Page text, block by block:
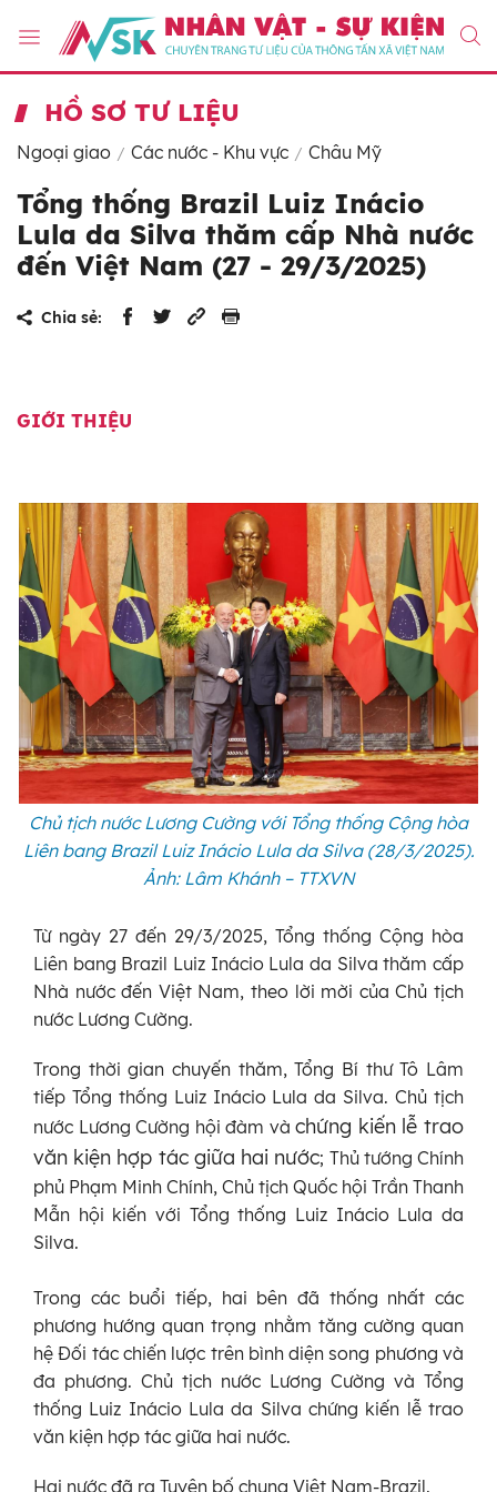
HỒ SƠ TƯ LIỆU
Ngoại giao Các nước - Khu vực Châu Mỹ
Tổng thống Brazil Luiz Inácio
Lula da Silva thăm cấp Nhà nước
đến Việt Nam (27 - 29/3/2025)
Chia sẻ:
GIỚI THIỆU
Chủ tịch nước Lương Cường với Tổng thống Cộng hòa
Liên bang Brazil Luiz Inácio Lula da Silva (28/3/2025).
Ảnh: Lâm Khánh – TTXVN
Từ ngày 27 đến 29/3/2025, Tổng thống Cộng hòa
Liên bang Brazil Luiz Inácio Lula da Silva thăm cấp
Nhà nước đến Việt Nam, theo lời mời của Chủ tịch
nước Lương Cường.
Trong thời gian chuyến thăm, Tổng Bí thư Tô Lâm
tiếp Tổng thống Luiz Inácio Lula da Silva. Chủ tịch
nước Lương Cường hội đàm vàchứng kiến lễ trao
văn kiện hợp tác giữa hai nước; Thủ tướng Chính
phủ Phạm Minh Chính, Chủ tịch Quốc hội Trần Thanh
Mẫn hội kiến với Tổng thống Luiz Inácio Lula da
Silva.
Trong các buổi tiếp, hai bên đã thống nhất các
phương hướng quan trọng nhằm tăng cường quan
hệ Đối tác chiến lược trên bình diện song phương và
đa phương. Chủ tịch nước Lương Cường và Tổng
thống Luiz Inácio Lula da Silva chứng kiến lễ trao
văn kiện hợp tác giữa hai nước.
Hai nước đã ra Tuyên bố chung Việt Nam-Brazil.